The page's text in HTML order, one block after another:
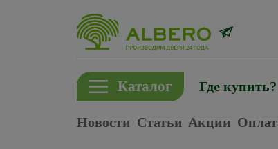
Каталог Где купить?
Новости Статьи Акции